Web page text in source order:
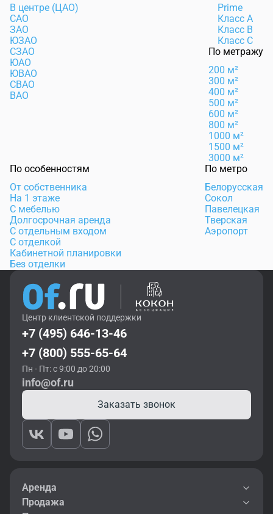
В центре (ЦАО)
САО
ЗАО
ЮЗАО
СЗАО
ЮАО
ЮВАО
СВАО
ВАО
Prime
Класс А
Класс B
Класс C
По метражу
200 м²
300 м²
400 м²
500 м²
600 м²
800 м²
1000 м²
1500 м²
3000 м²
По особенностям
От собственника
На 1 этаже
С мебелью
Долгосрочная аренда
С отдельным входом
С отделкой
Кабинетной планировки
Без отделки
По метро
Белорусская
Сокол
Павелецкая
Тверская
Аэропорт
Центр клиентской поддержки
+7 (495) 646-13-46
+7 (800) 555-65-64
Пн - Пт: с 9:00 до 20:00
info@of.ru
Заказать звонок
Аренда
Продажа